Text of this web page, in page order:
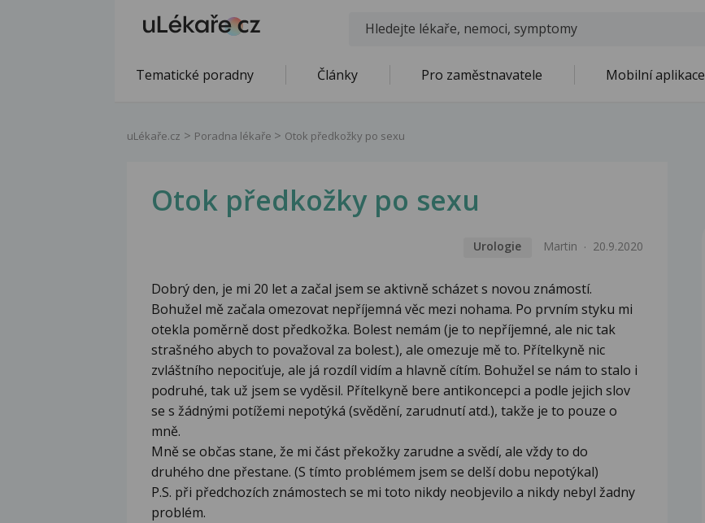
Tematické poradny Články Pro zaměstnavatele Mobilní aplikace
uLékaře.cz Poradna lékaře Otok předkožky po sexu
Otok předkožky po sexu
Urologie Martin 20.9.2020
Dobrý den, je mi 20 let a začal jsem se aktivně scházet s novou známostí.
Bohužel mě začala omezovat nepříjemná věc mezi nohama. Po prvním styku mi
otekla poměrně dost předkožka. Bolest nemám (je to nepříjemné, ale nic tak
strašného abych to považoval za bolest.), ale omezuje mě to. Přítelkyně nic
zvláštního nepociťuje, ale já rozdíl vidím a hlavně cítím. Bohužel se nám to stalo i
podruhé, tak už jsem se vyděsil. Přítelkyně bere antikoncepci a podle jejich slov
se s žádnými potížemi nepotýká (svědění, zarudnutí atd.), takže je to pouze o
mně.
Mně se občas stane, že mi část překožky zarudne a svědí, ale vždy to do
druhého dne přestane. (S tímto problémem jsem se delší dobu nepotýkal)
P.S. při předchozích známostech se mi toto nikdy neobjevilo a nikdy nebyl žadny
problém.